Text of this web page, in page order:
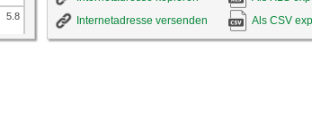
5.8
Internetadresse versenden
Als CSV